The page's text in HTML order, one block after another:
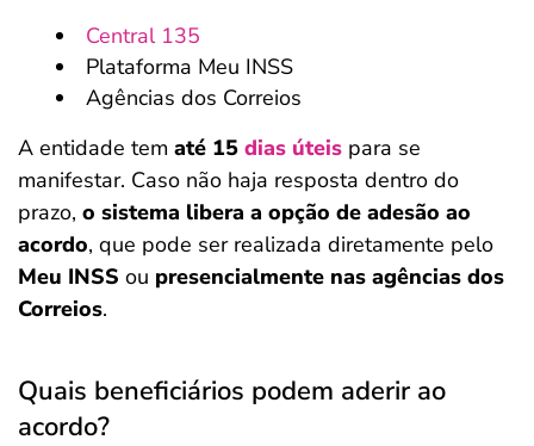
Central 135
Plataforma Meu INSS
Agências dos Correios
A entidade tem até 15 dias úteis para se
manifestar. Caso não haja resposta dentro do
prazo, o sistema libera a opção de adesão ao
acordo, que pode ser realizada diretamente pelo
Meu INSS ou presencialmente nas agências dos
Correios.
Quais beneficiários podem aderir ao
acordo?